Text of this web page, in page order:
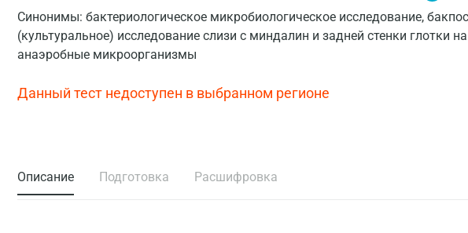
Синонимы: бактериологическое микробиологическое исследование,
(культуральное) исследование слизи с миндалин и задней стенки глотки
анаэробные микроорганизмы
Данный тест недоступен в выбранном регионе
Описание Подготовка Расшифровка